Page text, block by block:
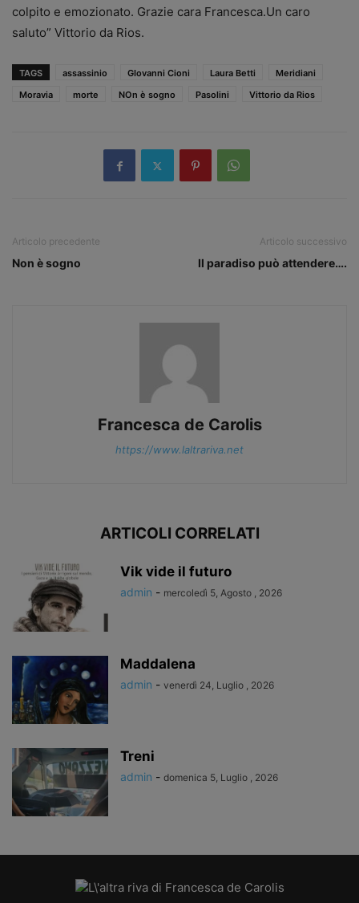
colpito e emozionato. Grazie cara Francesca.Un caro
saluto” Vittorio da Rios.
TAGS assassinio GIovanni Cioni Laura Betti
Meridiani
Moravia
morte NOn è sogno Pasolini Vittorio da Rios
Articolo precedente
Non è sogno
Articolo successivo
Il paradiso può attendere….
Francesca de Carolis
https://www.laltrariva.net
ARTICOLI CORRELATI
Vik vide il futuro
admin - mercoledì 5, Agosto , 2026
Maddalena
admin - venerdì 24, Luglio , 2026
Treni
admin - domenica 5, Luglio , 2026